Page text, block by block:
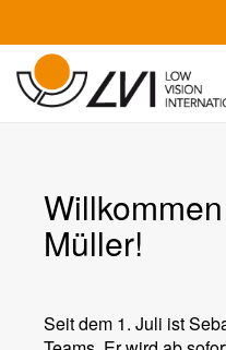
Müller!
Seit dem 1. Juli ist